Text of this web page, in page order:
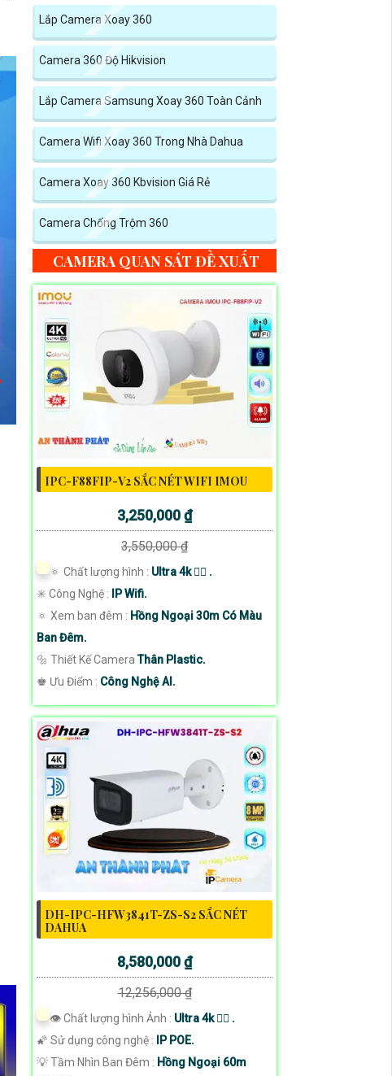
Lắp Camera Xoay 360
Camera 360 Độ Hikvision
Lắp Camera Samsung Xoay 360 Toàn Cảnh
Camera Wifi Xoay 360 Trong Nhà Dahua
Camera Xoay 360 Kbvision Giá Rẻ
Camera Chống Trộm 360
CAMERA QUAN SÁT ĐỀ XUẤT
IPC-F88FIP-V2 SẮC NÉT WIFI IMOU
3,250,000 ₫
3,550,000 ₫
🔅 Chất lượng hình : Ultra 4k 👍🏾 .
✳️ Công Nghệ :
IP Wifi.
🔅 Xem ban đêm : Hồng Ngoại 30m Có Màu
Ban Đêm.
🔩 Thiết Kế CameraThân Plastic.
️♚ Ưu Điểm : Công Nghệ AI.
DH-IPC-HFW3841T-ZS-S2 SẮC NÉT
DAHUA
8,580,000 ₫
12,256,000 ₫
👁 Chất lượng hình Ảnh : Ultra 4k 👍🏾 .
🌠 Sử dụng công nghệ : IP POE.
💡 Tầm Nhìn Ban Đêm : Hồng Ngoại 60m